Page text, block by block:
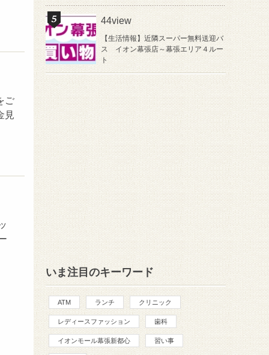
ご
見
44view
【生活情報】近隣スーパー無料送迎バ
ス イオン幕張店～幕張エリア４ルー
ト
いま注目のキーワード
ATM ランチ クリニック
レディースファッション 歯科
イオンモール幕張新都心 習い事